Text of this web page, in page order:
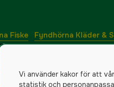
Fiske
Fyndhörna Kläder &
Skog
Vi använder kakor för att
statistik och